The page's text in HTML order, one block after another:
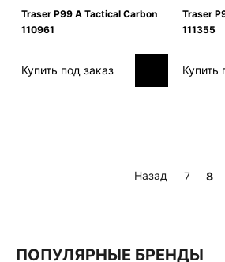
Traser P99 A Tactical Carbon
110961
Купить под заказ
Traser
111355
Купить
Назад 7 8
ПОПУЛЯРНЫЕ БРЕНДЫ